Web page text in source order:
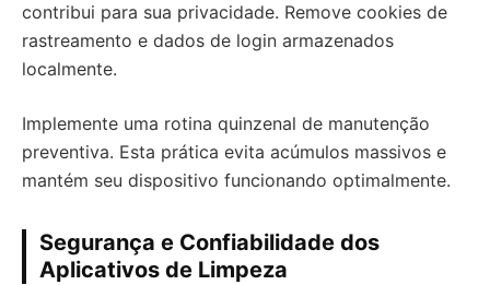
contribui para sua privacidade. Remove cookies de
rastreamento e dados de login armazenados
localmente.
Implemente uma rotina quinzenal de manutenção
preventiva. Esta prática evita acúmulos massivos e
mantém seu dispositivo funcionando optimalmente.
Segurança e Confiabilidade dos
Aplicativos de Limpeza